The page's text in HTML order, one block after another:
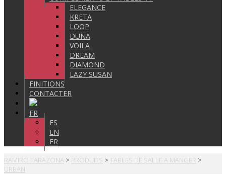
ELEGANCE
KRETA
LOOP
DUNA
VOILA
DREAM
DIAMOND
LAZY SUSAN
FINITIONS
CONTACTER
FR
ES
EN
FR
RAMIRO TARAZONA > PRODUITS > TABLES DE SALLE A MANGER >
URBAN